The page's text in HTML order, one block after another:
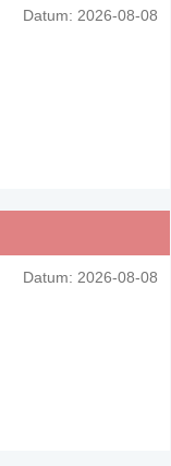
Datum: 2026-08-08
Datum: 2026-08-08